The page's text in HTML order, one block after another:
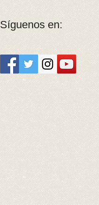
Síguenos en: